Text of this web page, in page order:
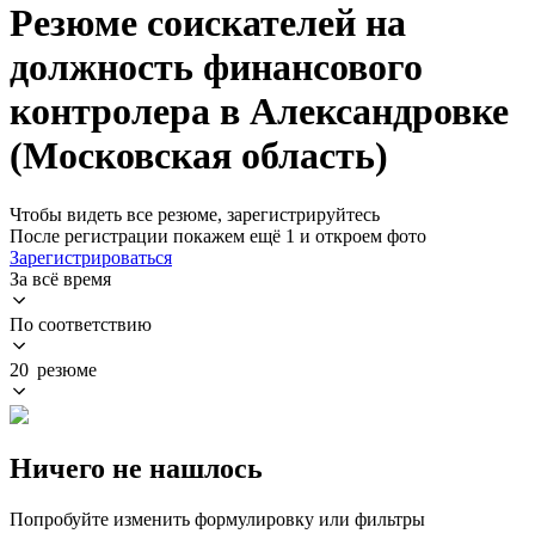
Резюме соискателей на
должность финансового
контролера в Александровке
(Московская область)
Чтобы видеть все резюме, зарегистрируйтесь
После регистрации покажем ещё 1 и откроем фото
Зарегистрироваться
За всё время
По соответствию
20 резюме
Ничего не нашлось
Попробуйте изменить формулировку или фильтры